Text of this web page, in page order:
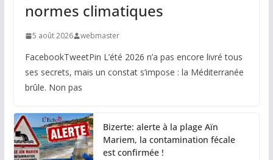
normes climatiques
5 août 2026 webmaster
FacebookTweetPin L’été 2026 n’a pas encore livré tous
ses secrets, mais un constat s’impose : la Méditerranée
brûle. Non pas
Bizerte: alerte à la plage Aïn
Mariem, la contamination fécale
est confirmée !